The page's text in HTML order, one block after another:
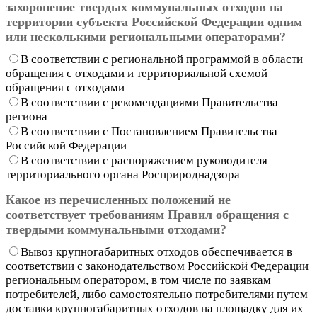
захоронение твердых коммунальных отходов на
территории субъекта Российской Федерации одним
или несколькими региональными операторами?
В соответствии с региональной программой в области
обращения с отходами и территориальной схемой
обращения с отходами
В соответствии с рекомендациями Правительства
региона
В соответствии с Постановлением Правительства
Российской Федерации
В соответствии с распоряжением руководителя
территориального органа Росприроднадзора
Какое из перечисленных положений не
соответствует требованиям Правил обращения с
твердыми коммунальными отходами?
Вывоз крупногабаритных отходов обеспечивается в
соответствии с законодательством Российской Федерации
региональным оператором, в том числе по заявкам
потребителей, либо самостоятельно потребителями путем
доставки крупногабаритных отходов на площадку для их